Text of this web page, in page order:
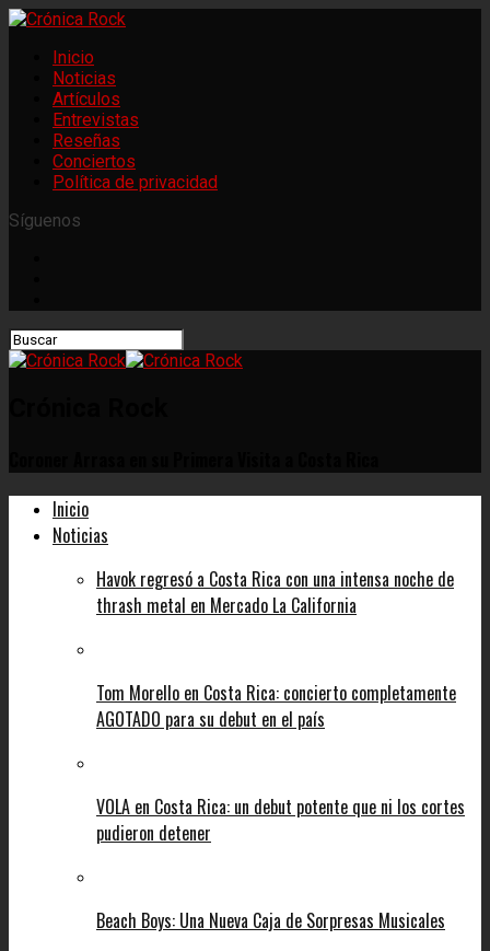
Inicio
Noticias
Artículos
Entrevistas
Reseñas
Conciertos
Política de privacidad
Síguenos
Inicio
Noticias
Havok regresó a Costa Rica con una intensa noche de
thrash metal en Mercado La California
Tom Morello en Costa Rica: concierto completamente
AGOTADO para su debut en el país
VOLA en Costa Rica: un debut potente que ni los cortes
pudieron detener
Beach Boys: Una Nueva Caja de Sorpresas Musicales